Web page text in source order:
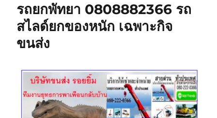
รถยกพัทยา 0808882366 รถ
สไลด์ยกของหนัก เฉพาะกิจ
ขนส่ง